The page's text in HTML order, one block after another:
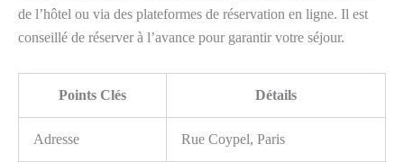
de l’hôtel ou via des plateformes de réservation en ligne. Il est
conseillé de réserver à l’avance pour garantir votre séjour.
Points Clés Détails
Adresse Rue Coypel, Paris